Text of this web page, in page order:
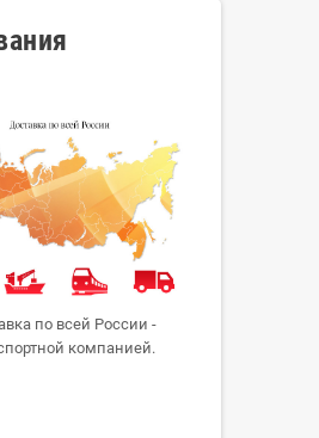
по всей России -
компанией.